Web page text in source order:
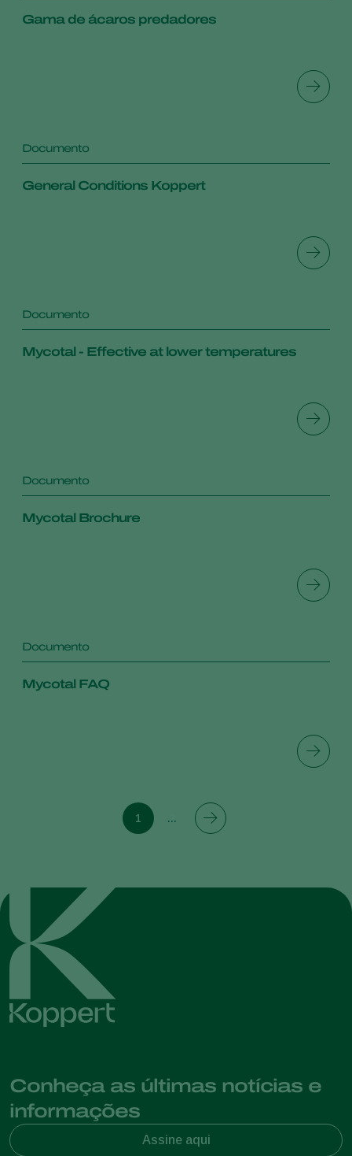
Gama de ácaros predadores
Documento
General Conditions Koppert
Documento
Mycotal - Effective at lower temperatures
Documento
Mycotal Brochure
Documento
Mycotal FAQ
1 2
Conheça as últimas notícias e
informações
Assine aqui